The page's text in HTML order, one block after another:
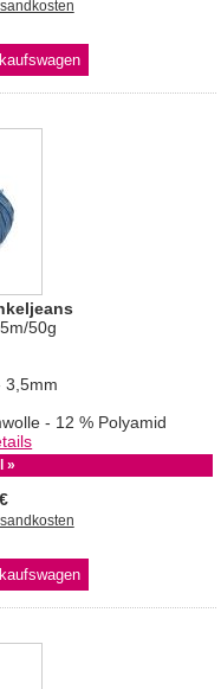
50g
3,5mm
- 12 % Polyamid
»